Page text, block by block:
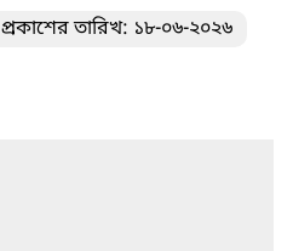
প্রকাশের তারিখ: ১৮-০৬-২০২৬